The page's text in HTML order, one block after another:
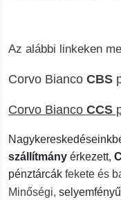
Az alábbi linkeken
Corvo Bianco CBS
Corvo Bianco CCS
szállítmány érkezett,
pénztárcák fekete és
Minőségi,